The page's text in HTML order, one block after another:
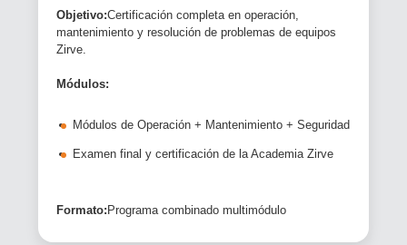
Objetivo:Certificación completa en operación,
mantenimiento y resolución de problemas de equipos
Zirve.
Módulos:
Módulos de Operación + Mantenimiento + Seguridad
Examen final y certificación de la Academia Zirve
Formato: Programa combinado multimódulo